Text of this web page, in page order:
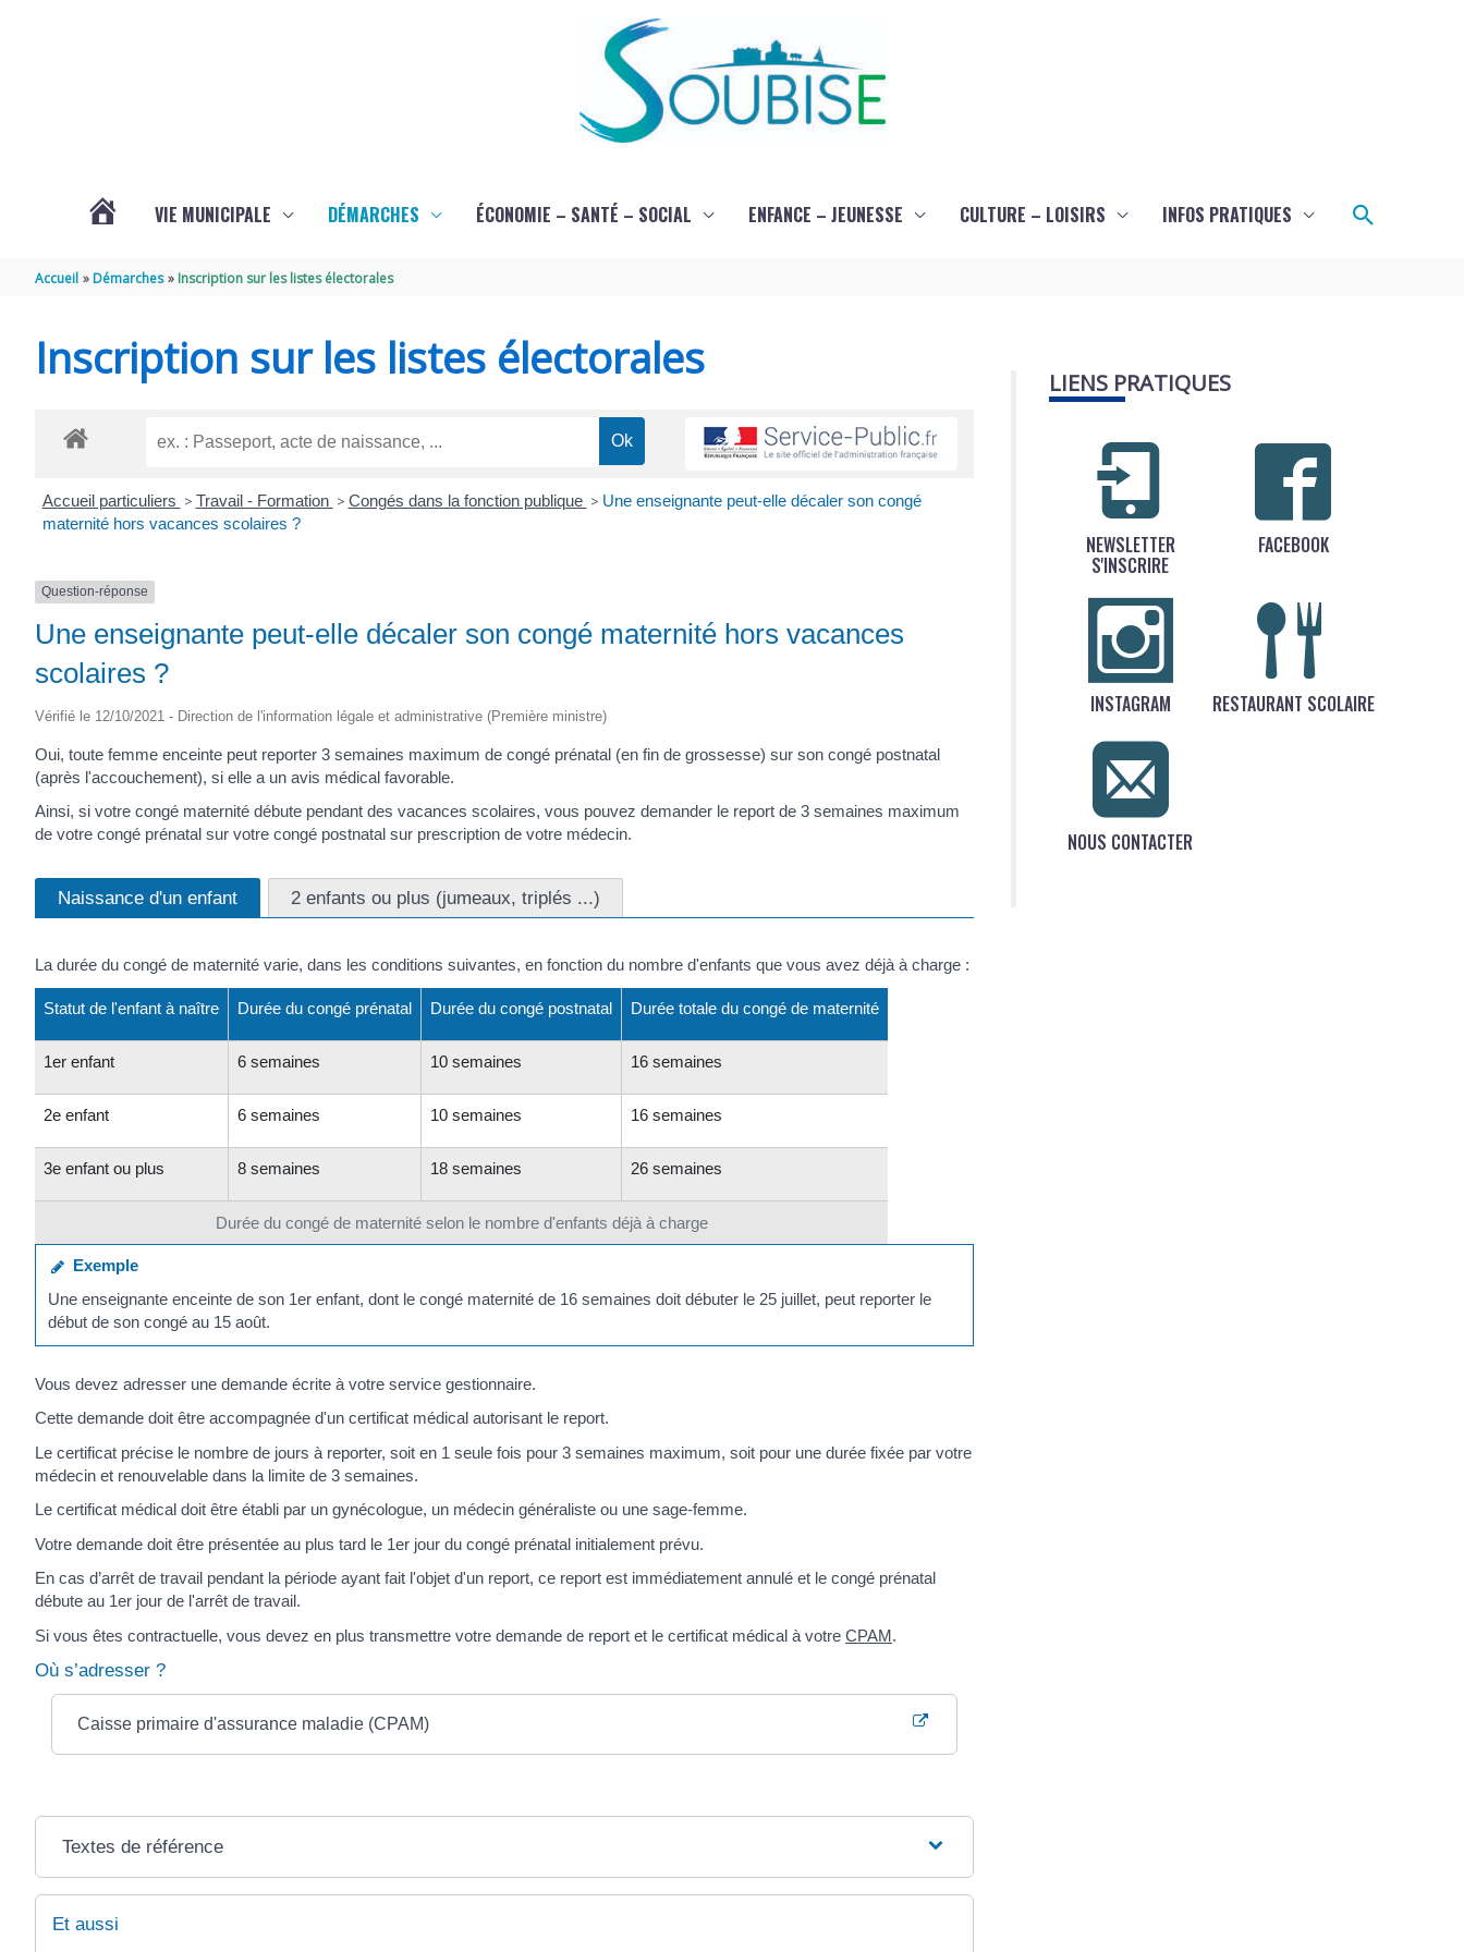
SOUBISE
VIE MUNICIPALE DÉMARCHES ÉCONOMIE – SANTÉ – SOCIAL ENFANCE – JEUNESSE CULTURE – LOISIRS INFOS PRATIQUES
Accueil Démarches Inscription sur les listes électorales
Inscription sur les listes électorales
Accueil particuliers > Travail - Formation > Congés dans la fonction publique > Une enseignante peut-elle décaler son congé
maternité hors vacances scolaires ?
Question-réponse
Une enseignante peut-elle décaler son congé maternité hors vacances
scolaires ?
Vérifié le 12/10/2021 - Direction de l'information légale et administrative (Première ministre)
Oui, toute femme enceinte peut reporter 3 semaines maximum de congé prénatal (en fin de grossesse) sur son congé postnatal
(après l'accouchement), si elle a un avis médical favorable.
Ainsi, si votre congé maternité débute pendant des vacances scolaires, vous pouvez demander le report de 3 semaines maximum
de votre congé prénatal sur votre congé postnatal sur prescription de votre médecin.
Naissance d'un enfant 2 enfants ou plus (jumeaux, triplés ...)
La durée du congé de maternité varie, dans les conditions suivantes, en fonction du nombre d'enfants que vous avez déjà à charge :
Durée du congé de maternité selon le nombre d'enfants déjà à charge
Statut de l'enfant à naître Durée du congé prénatal Durée du congé postnatal Durée totale du congé de maternité
1er enfant 6 semaines 10 semaines 16 semaines
2e enfant 6 semaines 10 semaines 16 semaines
3e enfant ou plus 8 semaines 18 semaines 26 semaines
Exemple
Une enseignante enceinte de son 1er enfant, dont le congé maternité de 16 semaines doit débuter le 25 juillet, peut reporter le
début de son congé au 15 août.
Vous devez adresser une demande écrite à votre service gestionnaire.
Cette demande doit être accompagnée d'un certificat médical autorisant le report.
Le certificat précise le nombre de jours à reporter, soit en 1 seule fois pour 3 semaines maximum, soit pour une durée fixée par votre
médecin et renouvelable dans la limite de 3 semaines.
Le certificat médical doit être établi par un gynécologue, un médecin généraliste ou une sage-femme.
Votre demande doit être présentée au plus tard le 1er jour du congé prénatal initialement prévu.
En cas d’arrêt de travail pendant la période ayant fait l'objet d'un report, ce report est immédiatement annulé et le congé prénatal
débute au 1er jour de l'arrêt de travail.
Si vous êtes contractuelle, vous devez en plus transmettre votre demande de report et le certificat médical à votre CPAM.
Où s’adresser ?
Caisse primaire d'assurance maladie (CPAM)
Textes de référence
Et aussi
LIENS PRATIQUES
NEWSLETTER
S'INSCRIRE
FACEBOOK
INSTAGRAM RESTAURANT SCOLAIRE
NOUS CONTACTER